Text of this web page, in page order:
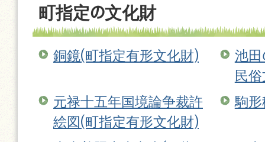
町指定の文化財
銅鏡(町指定有形文化財)
池田
民
元禄十五年国境論争裁許
絵図(町指定有形文化財)
駒形